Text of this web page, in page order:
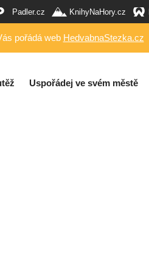
Padler.cz KnihyNaHory.cz
pořádá web HedvabnaStezka.cz
Uspořádej ve svém městě